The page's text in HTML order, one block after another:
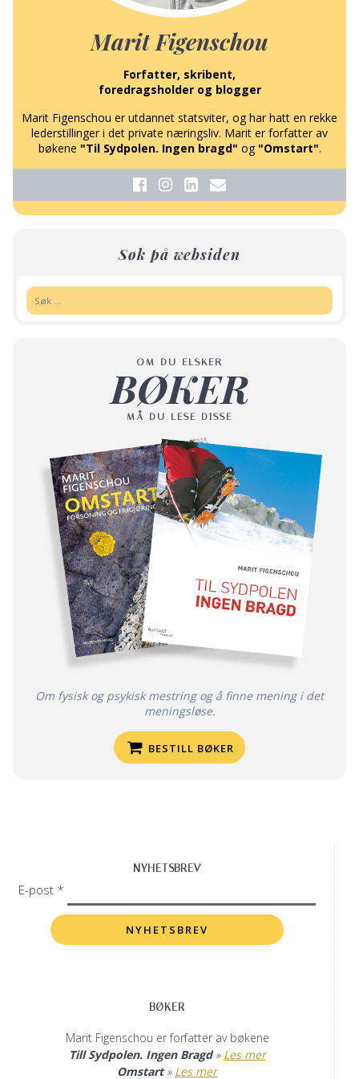
Marit Figenschou
Forfatter, skribent,
foredragsholder og blogger
Marit Figenschou er utdannet statsviter, og har hatt en rekke
lederstillinger i det private næringsliv. Marit er forfatter av
bøkene "Til Sydpolen. Ingen bragd" og "Omstart".
Søk på websiden
OM DU ELSKER
BØKER
MÅ DU LESE DISSE
Om fysisk og psykisk mestring og å finne mening i det
meningsløse.
BESTILL BØKER
NYHETSBREV
E-post *
BØKER
Marit Figenschou er forfatter av bøkene
Till Sydpolen. Ingen Bragd» Les mer
Omstart» Les mer